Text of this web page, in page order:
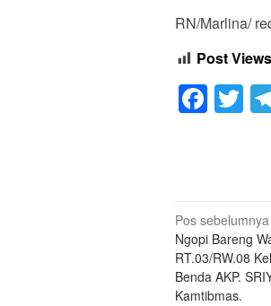
RN/Marlina/
Post
Navigasi
pos
Pos sebelumnya
Ngopi Bareng
RT.03/RW.08
Benda AKP.
Kamtibmas.